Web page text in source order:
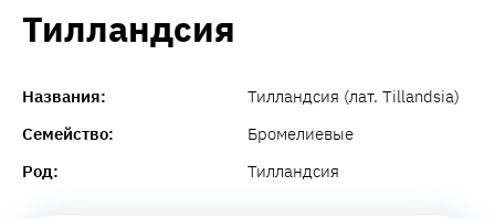
Тилландсия
Названия:
Тилландсия (лат. Tillandsia)
Семейство:
Бромелиевые
Род:
Тилландсия